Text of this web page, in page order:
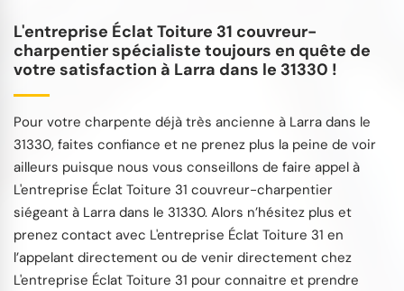
L'entreprise Éclat Toiture 31 couvreur-
charpentier spécialiste toujours en quête de
votre satisfaction à Larra dans le 31330 !
Pour votre charpente déjà très ancienne à Larra dans le
31330, faites confiance et ne prenez plus la peine de voir
ailleurs puisque nous vous conseillons de faire appel à
L'entreprise Éclat Toiture 31 couvreur-charpentier
siégeant à Larra dans le 31330. Alors n’hésitez plus et
prenez contact avec L'entreprise Éclat Toiture 31 en
l’appelant directement ou de venir directement chez
L'entreprise Éclat Toiture 31 pour connaitre et prendre